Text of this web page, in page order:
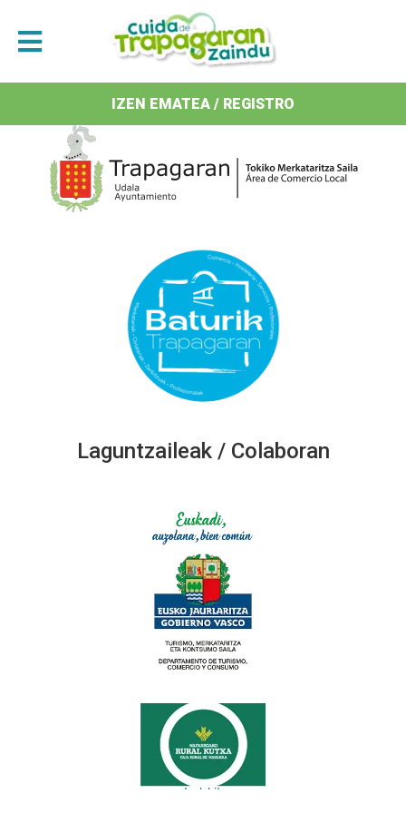
Antolatzaileak / Organizan
Laguntzaileak / Colaboran
IZEN EMATEA / REGISTRO